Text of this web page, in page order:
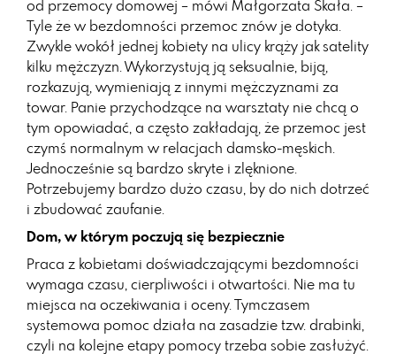
od przemocy domowej – mówi Małgorzata Skała. –
Tyle że w bezdomności przemoc znów je dotyka.
Zwykle wokół jednej kobiety na ulicy krąży jak satelity
kilku mężczyzn. Wykorzystują ją seksualnie, biją,
rozkazują, wymieniają z innymi mężczyznami za
towar. Panie przychodzące na warsztaty nie chcą o
tym opowiadać, a często zakładają, że przemoc jest
czymś normalnym w relacjach damsko-męskich.
Jednocześnie są bardzo skryte i zlęknione.
Potrzebujemy bardzo dużo czasu, by do nich dotrzeć
i zbudować zaufanie.
Dom, w którym poczują się bezpiecznie
Praca z kobietami doświadczającymi bezdomności
wymaga czasu, cierpliwości i otwartości. Nie ma tu
miejsca na oczekiwania i oceny. Tymczasem
systemowa pomoc działa na zasadzie tzw. drabinki,
czyli na kolejne etapy pomocy trzeba sobie zasłużyć.